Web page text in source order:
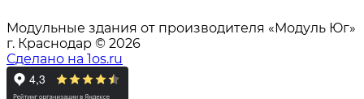
Модульные здания от производителя «Модуль Юг»
г. Краснодар © 2026
Сделано на 1os.ru